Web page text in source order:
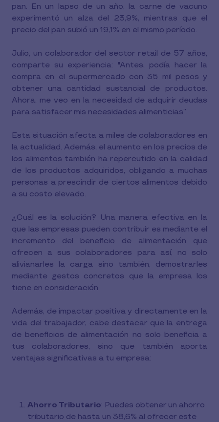
pan. En un lapso de un año, la carne de vacuno
experimentó un alza del 23,9%, mientras que el
precio del pan subió un 19,1% en el mismo período.
Julio, un colaborador del sector retail de 57 años,
comparte su experiencia: "Antes, podía hacer la
compra en el supermercado con 35 mil pesos y
obtener una cantidad sustancial de productos.
Ahora, me veo en la necesidad de adquirir deudas
para satisfacer mis necesidades alimenticias”.
Esta situación afecta a miles de colaboradores en
la actualidad. Además, el aumento en los precios de
los alimentos también ha repercutido en la calidad
de los productos adquiridos, obligando a muchas
personas a prescindir de ciertos alimentos debido
a su costo elevado.
¿Cuál es la solución? Una manera efectiva en la
que las empresas pueden contribuir es mediante el
incremento del beneficio de alimentación que
ofrecen a sus colaboradores para así, no solo
alivianarles la carga sino también, demostrarles
mediante gestos concretos que la empresa los
tiene en consideración
Además, de impactar positiva y directamente en la
vida del trabajador, cabe destacar que la entrega
de beneficios de alimentación no solo beneficia a
tus colaboradores, sino que también aporta
ventajas significativas a tu empresa:
Ahorro Tributario: Puedes obtener un ahorro
tributario de hasta un 38,6% al ofrecer este